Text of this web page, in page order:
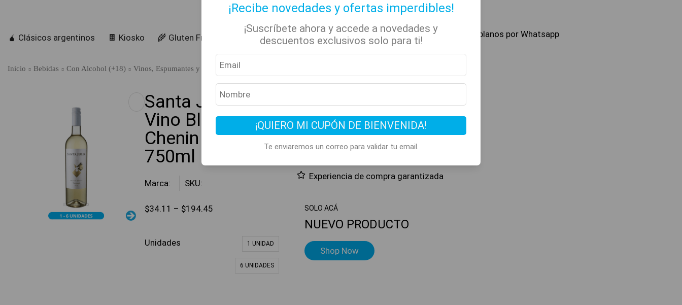
¡Recibe novedades y ofertas imperdibles!
¡Suscríbete ahora y accede a novedades y
descuentos exclusivos solo para ti!
¡QUIERO MI CUPÓN DE BIENVENIDA!
Te enviaremos un correo para validar tu email.
🧉 Clásicos argentinos 🍫 Kiosko 🌾 Gluten Free ✡ Koshers 📚 Libros 🏷️ Todas las categorías Hablanos por Whatsapp
Inicio Bebidas Con Alcohol (+18) Vinos, Espumantes y Sidras (+18)
Santa Julia –
Vino Blanco
Chenin Dulce –
750ml
Marca: SKU:
$34.11 – $194.45
Unidades 1 UNIDAD
6 UNIDADES
Este producto suma 1 Rewards
Compra segura
Experiencia de compra garantizada
SOLO ACÁ
NUEVO PRODUCTO
Shop Now